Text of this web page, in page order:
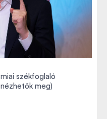
székfoglaló
meg)